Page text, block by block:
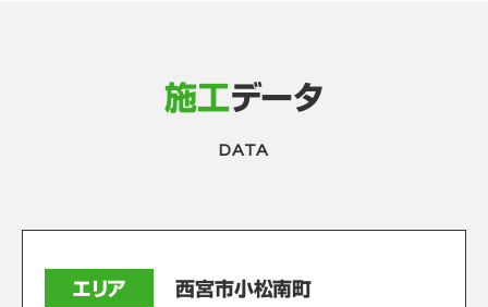
施工データ
DATA
エリア 西宮市小松南町